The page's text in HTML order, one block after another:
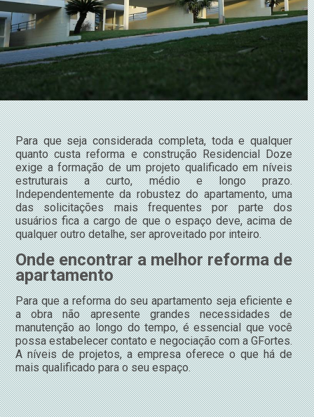
Para que seja considerada completa, toda e qualquer
quanto custa reforma e construção Residencial Doze
exige a formação de um projeto qualificado em níveis
estruturais a curto, médio e longo prazo.
Independentemente da robustez do apartamento, uma
das solicitações mais frequentes por parte dos
usuários fica a cargo de que o espaço deve, acima de
qualquer outro detalhe, ser aproveitado por inteiro.
Onde encontrar a melhor reforma de
apartamento
Para que a reforma do seu apartamento seja eficiente e
a obra não apresente grandes necessidades de
manutenção ao longo do tempo, é essencial que você
possa estabelecer contato e negociação com a GFortes.
A níveis de projetos, a empresa oferece o que há de
mais qualificado para o seu espaço.